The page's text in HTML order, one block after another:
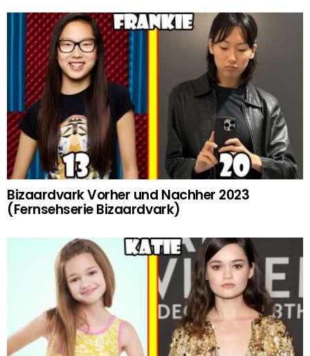
Bizaardvark Vorher und Nachher 2023
(Fernsehserie Bizaardvark)